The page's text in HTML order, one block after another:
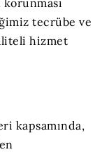
tecrübe ve
hizmet
kapsamında,